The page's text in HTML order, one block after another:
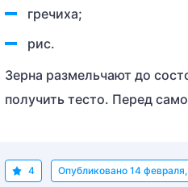
гречиха;
рис.
Зерна размельчают до
получить тесто. Перед
4 Опубликовано 14